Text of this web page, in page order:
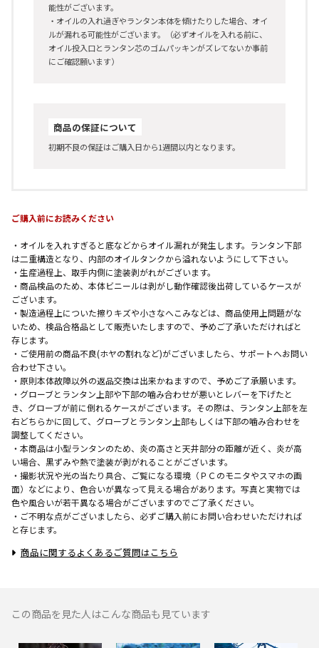
能性がございます。
・オイルの入れ過ぎやランタン本体を傾けたりした場合、オイ
ルが漏れる可能性がございます。（必ずオイルを入れる前に、
オイル投入口とランタン芯のゴムパッキンがズレてないか事前
にご確認願います）
商品の保証について
初期不良の保証はご購入日から1週間以内となります。
ご購入前にお読みください
・オイルを入れすぎると底などからオイル漏れが発生します。ランタン下部
は二重構造となり、内部のオイルタンクから溢れないようにして下さい。
・生産過程上、取手内側に塗装剥がれがございます。
・商品検品のため、本体ビニールは剥がし動作確認後出荷しているケースが
ございます。
・製造過程上についた擦りキズや小さなへこみなどは、商品使用上問題がな
いため、検品合格品として販売いたしますので、予めご了承いただければと
存じます。
・ご使用前の商品不良(ホヤの割れなど)がございましたら、サポートへお問い
合わせ下さい。
・原則本体故障以外の返品交換は出来かねますので、予めご了承願います。
・グローブとランタン上部や下部の噛み合わせが悪いとレバーを下げたと
き、グローブが前に倒れるケースがございます。その際は、ランタン上部を左
右どちらかに回して、グローブとランタン上部もしくは下部の噛み合わせを
調整してください。
・本商品は小型ランタンのため、炎の高さと天井部分の距離が近く、炎が高
い場合、黒ずみや熱で塗装が剥がれることがございます。
・撮影状況や光の当たり具合、ご覧になる環境（ＰＣのモニタやスマホの画
面）などにより、色合いが異なって見える場合があります。写真と実物では
色や風合いが若干異なる場合がございますのでご了承ください。
・ご不明な点がございましたら、必ずご購入前にお問い合わせいただければ
と存じます。
商品に関するよくあるご質問はこちら
この商品を見た人はこんな商品も見ています